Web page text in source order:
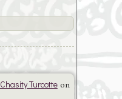
Chasity Turcotteon